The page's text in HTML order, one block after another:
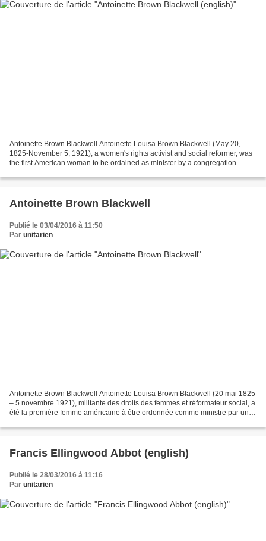
Antoinette Brown Blackwell Antoinette Louisa Brown Blackwell (May 20,
1825-November 5, 1921), a women's rights activist and social reformer, was
the first American woman to be ordained as minister by a congregation.
Antoinette Brown Blackwell
Publié le 03/04/2016 à 11:50
Par unitarien
Antoinette Brown Blackwell Antoinette Louisa Brown Blackwell (20 mai 1825
– 5 novembre 1921), militante des droits des femmes et réformateur social, a
été la première femme américaine à être ordonnée comme ministre par une
Francis Ellingwood Abbot (english)
Publié le 28/03/2016 à 11:16
Par unitarien